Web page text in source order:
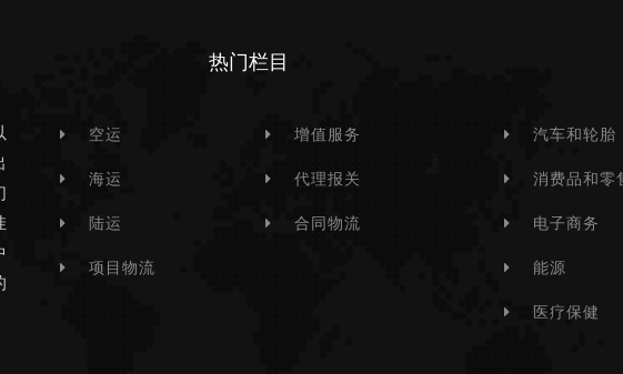
热门栏目
空运
海运
陆运
项目物流
增值服务
代理报关
合同物流
汽车和轮胎
消费品和零
电子商务
能源
医疗保健